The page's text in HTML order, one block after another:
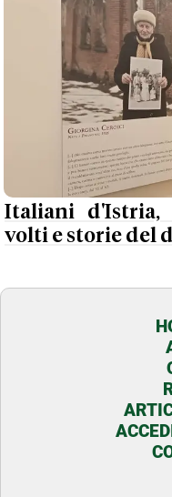
Italiani d'Istria,
volti e storie del